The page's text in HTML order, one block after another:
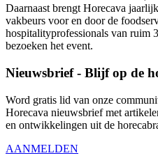
Daarnaast brengt Horecava
vakbeurs voor en door de
hospitalityprofessionals van ruim
bezoeken het event.
Nieuwsbrief - Blijf op de
Word gratis lid van onze
Horecava nieuwsbrief met
en ontwikkelingen uit de
AANMELDEN